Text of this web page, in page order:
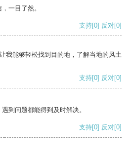
一目了然。
支持[0] 反对[0]
我能够轻松找到目的地，了解当地的风土
支持[0] 反对[0]
到问题都能得到及时解决。
支持[0] 反对[0]